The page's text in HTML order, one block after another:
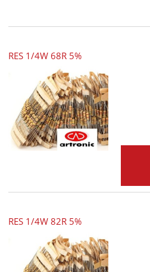
RES 1/4W 68R 5%
RES 1/4W 82R 5%